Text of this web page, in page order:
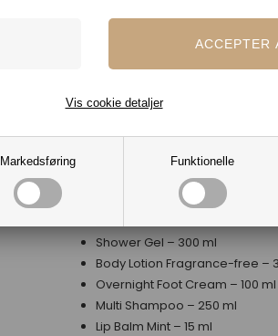
Markedsføring Funktionelle
Vis cookie detaljer
Indhold:
Night Cream – 50 ml
Cleansing Gel – 200 ml
Skin Balance Face Mist – 125 ml
Hyaluronic Serum – 20 ml
Hand Soap 01 – 500 ml
Shower Gel – 300 ml
Body Lotion Fragrance-free –
Overnight Foot Cream – 100 ml
Multi Shampoo – 250 ml
Lip Balm Mint – 15 ml